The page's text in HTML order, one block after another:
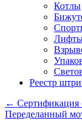
Котлы
Реестр
← Сертификация
Переделанный